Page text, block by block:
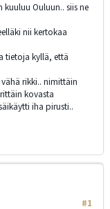
Ouluun.. siis ne
nii kertokaa
tietoja kyllä, että
rikki.. nimittäin
kovasta
iha pirusti..
#1